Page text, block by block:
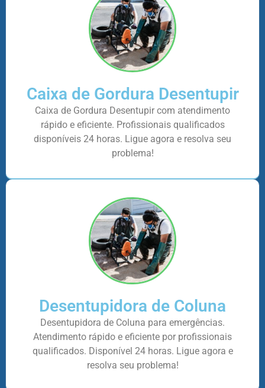
Caixa de Gordura Desentupir
Caixa de Gordura Desentupir com atendimento
rápido e eficiente. Profissionais qualificados
disponíveis 24 horas. Ligue agora e resolva seu
problema!
Desentupidora de Coluna
Desentupidora de Coluna para emergências.
Atendimento rápido e eficiente por profissionais
qualificados. Disponível 24 horas. Ligue agora e
resolva seu problema!